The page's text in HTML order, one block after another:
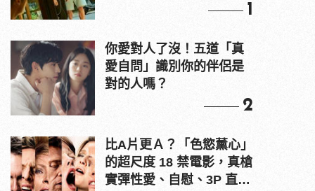
1
你愛對人了沒！五道「真
愛自問」識別你的伴侶是
對的人嗎？
2
比A片更Ａ？「色慾薰心」
的超尺度 18 禁電影，真槍
實彈性愛、自慰、3P 直接